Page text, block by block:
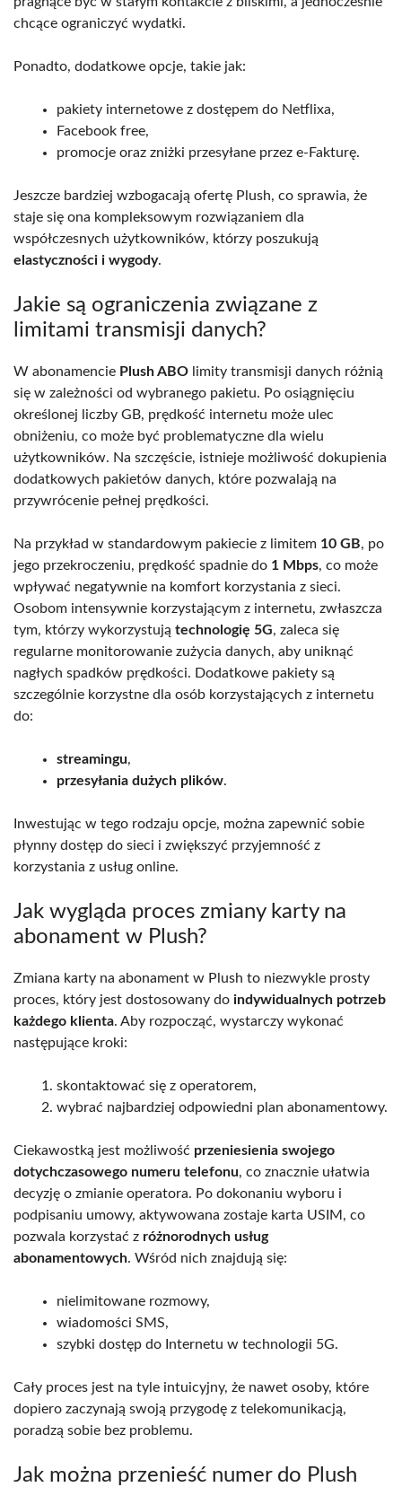
chcące ograniczyć wydatki.
Ponadto, dodatkowe opcje, takie jak:
pakiety internetowe z dostępem do Netflixa,
Facebook free,
promocje oraz zniżki przesyłane przez e-Fakturę.
Jeszcze bardziej wzbogacają ofertę Plush, co sprawia, że
staje się ona kompleksowym rozwiązaniem dla
współczesnych użytkowników, którzy poszukują
elastyczności i wygody.
Jakie są ograniczenia związane z
limitami transmisji danych?
W abonamencie Plush ABO limity transmisji danych różnią
się w zależności od wybranego pakietu. Po osiągnięciu
określonej liczby GB, prędkość internetu może ulec
obniżeniu, co może być problematyczne dla wielu
użytkowników. Na szczęście, istnieje możliwość dokupienia
dodatkowych pakietów danych, które pozwalają na
przywrócenie pełnej prędkości.
Na przykład w standardowym pakiecie z limitem 10 GB, po
jego przekroczeniu, prędkość spadnie do 1 Mbps, co może
wpływać negatywnie na komfort korzystania z sieci.
Osobom intensywnie korzystającym z internetu, zwłaszcza
tym, którzy wykorzystują technologię 5G, zaleca się
regularne monitorowanie zużycia danych, aby uniknąć
nagłych spadków prędkości. Dodatkowe pakiety są
szczególnie korzystne dla osób korzystających z internetu
do:
streamingu,
przesyłania dużych plików.
Inwestując w tego rodzaju opcje, można zapewnić sobie
płynny dostęp do sieci i zwiększyć przyjemność z
korzystania z usług online.
Jak wygląda proces zmiany karty na
abonament w Plush?
Zmiana karty na abonament w Plush to niezwykle prosty
proces, który jest dostosowany do indywidualnych potrzeb
każdego klienta. Aby rozpocząć, wystarczy wykonać
następujące kroki:
skontaktować się z operatorem,
wybrać najbardziej odpowiedni plan abonamentowy.
Ciekawostką jest możliwość przeniesienia swojego
dotychczasowego numeru telefonu, co znacznie ułatwia
decyzję o zmianie operatora. Po dokonaniu wyboru i
podpisaniu umowy, aktywowana zostaje karta USIM, co
pozwala korzystać z różnorodnych usług
abonamentowych. Wśród nich znajdują się:
nielimitowane rozmowy,
wiadomości SMS,
szybki dostęp do Internetu w technologii 5G.
Cały proces jest na tyle intuicyjny, że nawet osoby, które
dopiero zaczynają swoją przygodę z telekomunikacją,
poradzą sobie bez problemu.
Jak można przenieść numer do Plush